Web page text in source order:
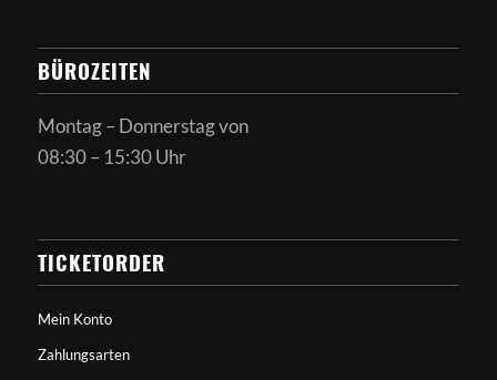
BÜROZEITEN
Montag – Donnerstag von
08:30 – 15:30 Uhr
TICKETORDER
Mein Konto
Zahlungsarten